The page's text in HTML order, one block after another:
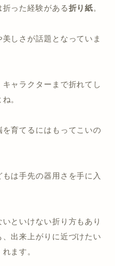
った経験がある折り紙。
しさが話題となっていま
ャラクターまで折れてし
。
育てるにはもってこいの
は手先の器用さを手に入
といけない折り方もあり
出来上がりに近づけたい
ます。